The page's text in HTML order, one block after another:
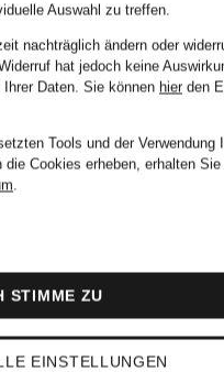
+Geschenk
Zertifiziert
Auswahl zu treffen.
nachträglich ändern oder
hat jedoch keine
Ihrer Daten. Sie können hier den
Tools und der Verwendung
Cookies erheben, erhalten
.
EINSTELLUNGEN
STIMME ZU